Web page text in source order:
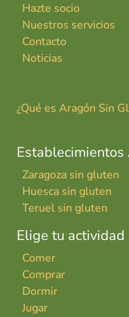
Hazte socio
Nuestros servicios
Contacto
Noticias
¿Qué es Aragón Sin
Establecimientos
Zaragoza sin gluten
Huesca sin gluten
Teruel sin gluten
Elige tu actividad
Comer
Comprar
Dormir
Jugar